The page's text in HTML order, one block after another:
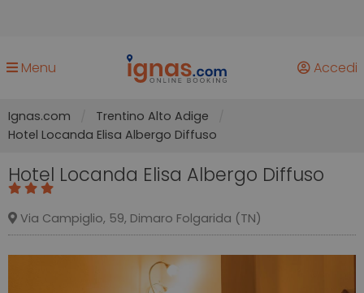
Menu Accedi
Ignas.com
Trentino Alto Adige
Hotel Locanda Elisa Albergo Diffuso
Hotel Locanda Elisa Albergo Diffuso
Via Campiglio, 59, Dimaro Folgarida (TN)